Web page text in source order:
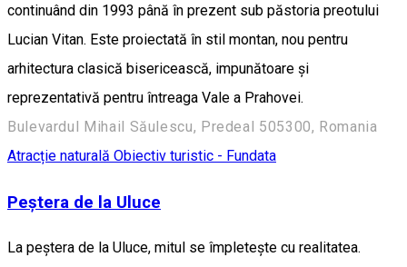
continuând din 1993 până în prezent sub păstoria preotului
Lucian Vitan. Este proiectată în stil montan, nou pentru
arhitectura clasică bisericească, impunătoare și
reprezentativă pentru întreaga Vale a Prahovei.
Bulevardul Mihail Săulescu, Predeal 505300, Romania
Atracție naturală Obiectiv turistic - Fundata
Peștera de la Uluce
La peștera de la Uluce, mitul se împletește cu realitatea.